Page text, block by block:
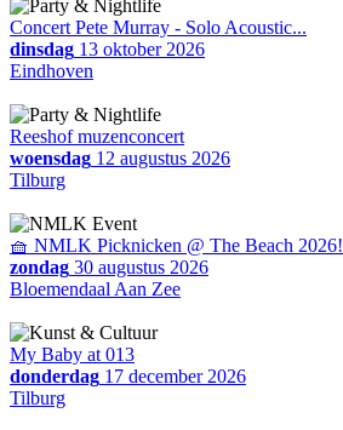
Concert Pete Murray - Solo Acoustic...
dinsdag 13 oktober 2026
Eindhoven
Reeshof muzenconcert
woensdag 12 augustus 2026
Tilburg
🧺 NMLK Picknicken @ The Beach 2026!
zondag 30 augustus 2026
Bloemendaal Aan Zee
My Baby at 013
donderdag 17 december 2026
Tilburg